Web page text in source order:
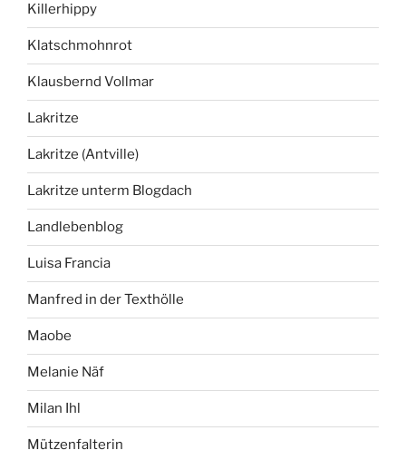
Killerhippy
Klatschmohnrot
Klausbernd Vollmar
Lakritze
Lakritze (Antville)
Lakritze unterm Blogdach
Landlebenblog
Luisa Francia
Manfred in der Texthölle
Maobe
Melanie Näf
Milan Ihl
Mützenfalterin